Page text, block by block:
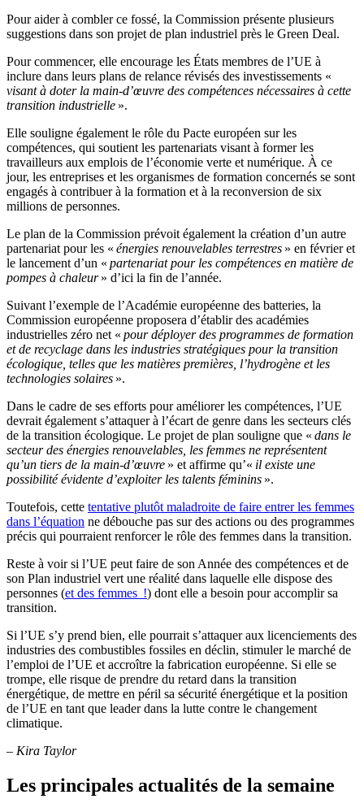
Pour aider à combler ce fossé, la Commission présente plusieurs
suggestions dans son projet de plan industriel près le Green Deal.
Pour commencer, elle encourage les États membres de l’UE à
inclure dans leurs plans de relance révisés des investissements «
visant à doter la main-d’œuvre des compétences nécessaires à cette
transition industrielle ».
Elle souligne également le rôle du Pacte européen sur les
compétences, qui soutient les partenariats visant à former les
travailleurs aux emplois de l’économie verte et numérique. À ce
jour, les entreprises et les organismes de formation concernés se sont
engagés à contribuer à la formation et à la reconversion de six
millions de personnes.
Le plan de la Commission prévoit également la création d’un autre
partenariat pour les « énergies renouvelables terrestres » en février et
le lancement d’un « partenariat pour les compétences en matière de
pompes à chaleur» d’ici la fin de l’année.
Suivant l’exemple de l’Académie européenne des batteries, la
Commission européenne proposera d’établir des académies
industrielles zéro net « pour déployer des programmes de formation
et de recyclage dans les industries stratégiques pour la transition
écologique, telles que les matières premières, l’hydrogène et les
technologies solaires ».
Dans le cadre de ses efforts pour améliorer les compétences, l’UE
devrait également s’attaquer à l’écart de genre dans les secteurs clés
de la transition écologique. Le projet de plan souligne que « dans le
secteur des énergies renouvelables, les femmes ne représentent
qu’un tiers de la main-d’œuvre » et affirme qu’« il existe une
possibilité évidente d’exploiter les talents féminins ».
Toutefois, cette tentative plutôt maladroite de faire entrer les femmes
dans l’équation ne débouche pas sur des actions ou des programmes
précis qui pourraient renforcer le rôle des femmes dans la transition.
Reste à voir si l’UE peut faire de son Année des compétences et de
son Plan industriel vert une réalité dans laquelle elle dispose des
personnes (et des femmes !) dont elle a besoin pour accomplir sa
transition.
Si l’UE s’y prend bien, elle pourrait s’attaquer aux licenciements des
industries des combustibles fossiles en déclin, stimuler le marché de
l’emploi de l’UE et accroître la fabrication européenne. Si elle se
trompe, elle risque de prendre du retard dans la transition
énergétique, de mettre en péril sa sécurité énergétique et la position
de l’UE en tant que leader dans la lutte contre le changement
climatique.
– Kira Taylor
Les principales actualités de la semaine